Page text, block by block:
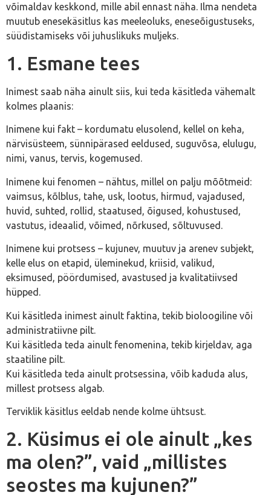
võimaldav keskkond, mille abil ennast näha. Ilma nendeta
muutub enesekäsitlus kas meeleoluks, eneseõigustuseks,
süüdistamiseks või juhuslikuks muljeks.
1. Esmane tees
Inimest saab näha ainult siis, kui teda käsitleda vähemalt
kolmes plaanis:
Inimene kui fakt – kordumatu elusolend, kellel on keha,
närvisüsteem, sünnipärased eeldused, suguvõsa, elulugu,
nimi, vanus, tervis, kogemused.
Inimene kui fenomen – nähtus, millel on palju mõõtmeid:
vaimsus, kõlblus, tahe, usk, lootus, hirmud, vajadused,
huvid, suhted, rollid, staatused, õigused, kohustused,
vastutus, ideaalid, võimed, nõrkused, sõltuvused.
Inimene kui protsess – kujunev, muutuv ja arenev subjekt,
kelle elus on etapid, üleminekud, kriisid, valikud,
eksimused, pöördumised, avastused ja kvalitatiivsed
hüpped.
Kui käsitleda inimest ainult faktina, tekib bioloogiline või
administratiivne pilt.
Kui käsitleda teda ainult fenomenina, tekib kirjeldav, aga
staatiline pilt.
Kui käsitleda teda ainult protsessina, võib kaduda alus,
millest protsess algab.
Terviklik käsitlus eeldab nende kolme ühtsust.
2. Küsimus ei ole ainult „kes
ma olen?”, vaid „millistes
seostes ma kujunen?”